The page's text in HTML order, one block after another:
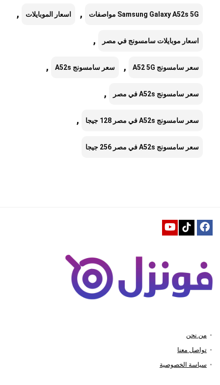
Samsung Galaxy A52s 5G مواصفات , اسعار الموبايلات ,
اسعار موبايلات سامسونج في مصر ,
سعر سامسونج A52 5G , سعر سامسونج A52s ,
سعر سامسونج A52s في مصر ,
سعر سامسونج A52s في مصر 128 جيجا ,
سعر سامسونج A52s في مصر 256 جيجا
من نحن
تواصل معنا
سياسة الخصوصية